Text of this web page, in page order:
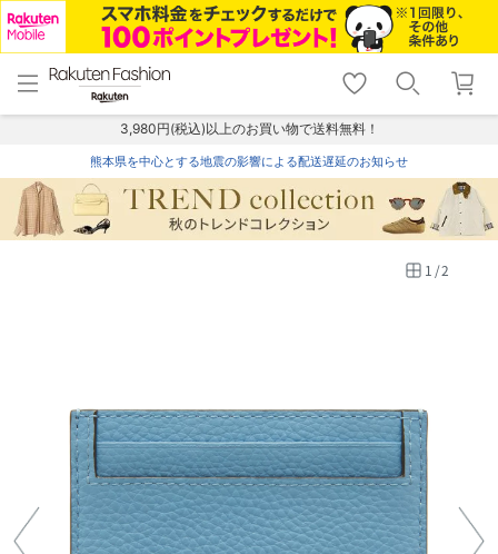
menu home
トップ
shopping_cart lock_outline
ログイン
3,980円(税込)以上のお買い物で送料無料！
熊本県を中心とする地震の影響による配送遅延のお知らせ
1 /2